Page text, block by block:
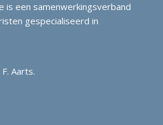
is een samenwerkingsverband
gespecialiseerd in
Aarts.